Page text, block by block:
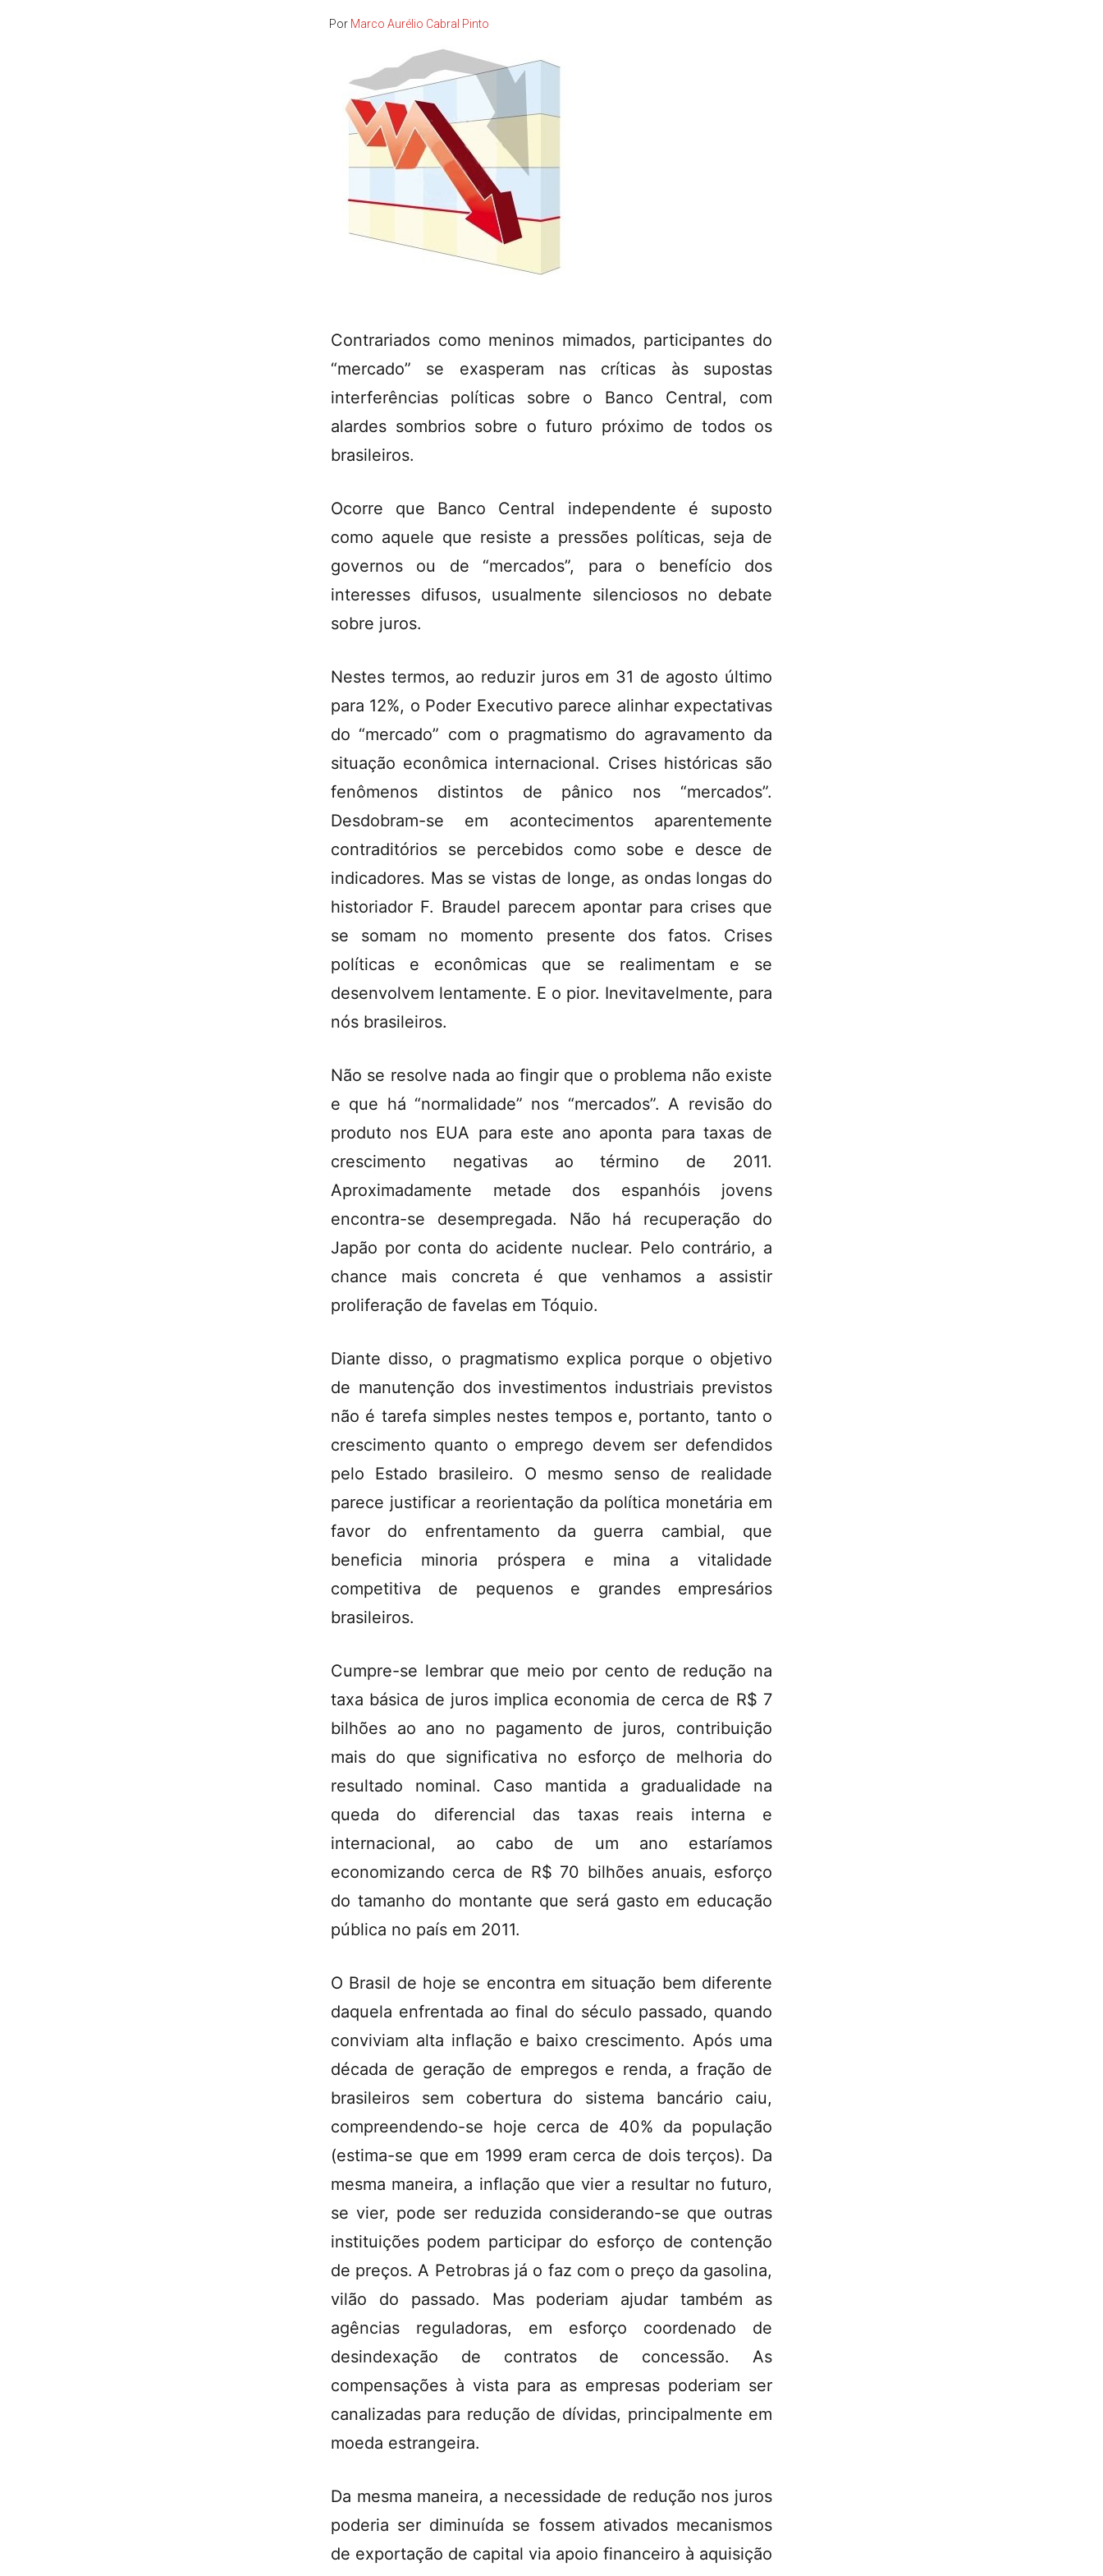
Por Marco Aurélio Cabral Pinto
Contrariados como meninos mimados, participantes do
“mercado” se exasperam nas críticas às supostas
interferências políticas sobre o Banco Central, com
alardes sombrios sobre o futuro próximo de todos os
brasileiros.
Ocorre que Banco Central independente é suposto
como aquele que resiste a pressões políticas, seja de
governos ou de “mercados”, para o benefício dos
interesses difusos, usualmente silenciosos no debate
sobre juros.
Nestes termos, ao reduzir juros em 31 de agosto último
para 12%, o Poder Executivo parece alinhar expectativas
do “mercado” com o pragmatismo do agravamento da
situação econômica internacional. Crises históricas são
fenômenos distintos de pânico nos “mercados”.
Desdobram-se em acontecimentos aparentemente
contraditórios se percebidos como sobe e desce de
indicadores. Mas se vistas de longe, as ondas longas do
historiador F. Braudel parecem apontar para crises que
se somam no momento presente dos fatos. Crises
políticas e econômicas que se realimentam e se
desenvolvem lentamente. E o pior. Inevitavelmente, para
nós brasileiros.
Não se resolve nada ao fingir que o problema não existe
e que há “normalidade” nos “mercados”. A revisão do
produto nos EUA para este ano aponta para taxas de
crescimento negativas ao término de 2011.
Aproximadamente metade dos espanhóis jovens
encontra-se desempregada. Não há recuperação do
Japão por conta do acidente nuclear. Pelo contrário, a
chance mais concreta é que venhamos a assistir
proliferação de favelas em Tóquio.
Diante disso, o pragmatismo explica porque o objetivo
de manutenção dos investimentos industriais previstos
não é tarefa simples nestes tempos e, portanto, tanto o
crescimento quanto o emprego devem ser defendidos
pelo Estado brasileiro. O mesmo senso de realidade
parece justificar a reorientação da política monetária em
favor do enfrentamento da guerra cambial, que
beneficia minoria próspera e mina a vitalidade
competitiva de pequenos e grandes empresários
brasileiros.
Cumpre-se lembrar que meio por cento de redução na
taxa básica de juros implica economia de cerca de R$ 7
bilhões ao ano no pagamento de juros, contribuição
mais do que significativa no esforço de melhoria do
resultado nominal. Caso mantida a gradualidade na
queda do diferencial das taxas reais interna e
internacional, ao cabo de um ano estaríamos
economizando cerca de R$ 70 bilhões anuais, esforço
do tamanho do montante que será gasto em educação
pública no país em 2011.
O Brasil de hoje se encontra em situação bem diferente
daquela enfrentada ao final do século passado, quando
conviviam alta inflação e baixo crescimento. Após uma
década de geração de empregos e renda, a fração de
brasileiros sem cobertura do sistema bancário caiu,
compreendendo-se hoje cerca de 40% da população
(estima-se que em 1999 eram cerca de dois terços). Da
mesma maneira, a inflação que vier a resultar no futuro,
se vier, pode ser reduzida considerando-se que outras
instituições podem participar do esforço de contenção
de preços. A Petrobras já o faz com o preço da gasolina,
vilão do passado. Mas poderiam ajudar também as
agências reguladoras, em esforço coordenado de
desindexação de contratos de concessão. As
compensações à vista para as empresas poderiam ser
canalizadas para redução de dívidas, principalmente em
moeda estrangeira.
Da mesma maneira, a necessidade de redução nos juros
poderia ser diminuída se fossem ativados mecanismos
de exportação de capital via apoio financeiro à aquisição